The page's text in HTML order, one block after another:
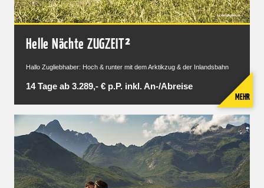
Helle Nächte ZUGZEIT²
Hallo Zugliebhaber: Hoch & runter mit dem Arktikzug & der Inlandsbahn
14 Tage ab 3.289,- € p.P. inkl. An-/Abreise
MEHR